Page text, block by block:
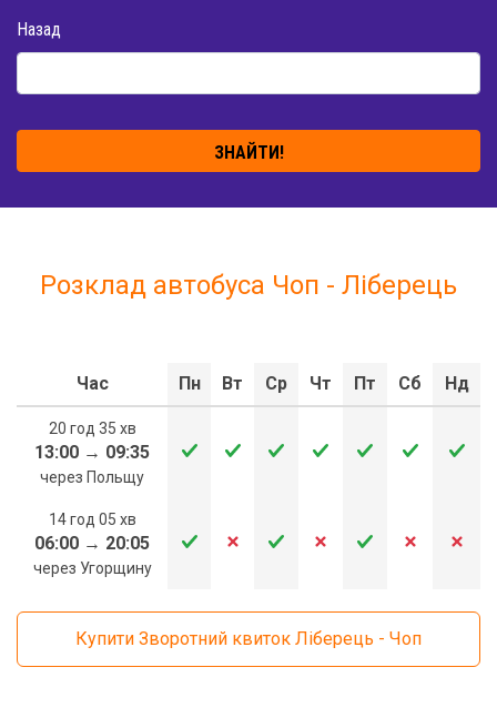
Назад
ЗНАЙТИ!
Розклад автобуса Чоп - Ліберець
Час Пн Вт Ср Чт Пт Сб Нд
20 год 35 хв
13:00 → 09:35
через Польщу
14 год 05 хв
06:00 → 20:05
через Угорщину
Купити Зворотний квиток Ліберець - Чоп